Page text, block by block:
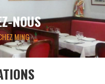
NOUS
MING